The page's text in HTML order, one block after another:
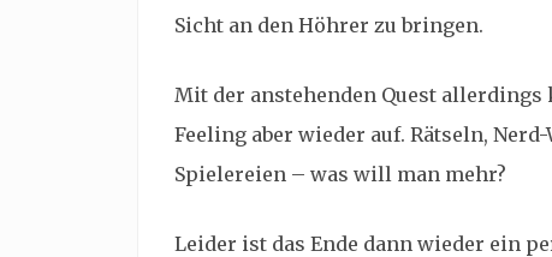
Sicht an den Höhrer zu bringen.
Mit der anstehenden Quest allerdings
Feeling aber wieder auf. Rätseln,
Spielereien – was will man mehr?
Leider ist das Ende dann wieder ein